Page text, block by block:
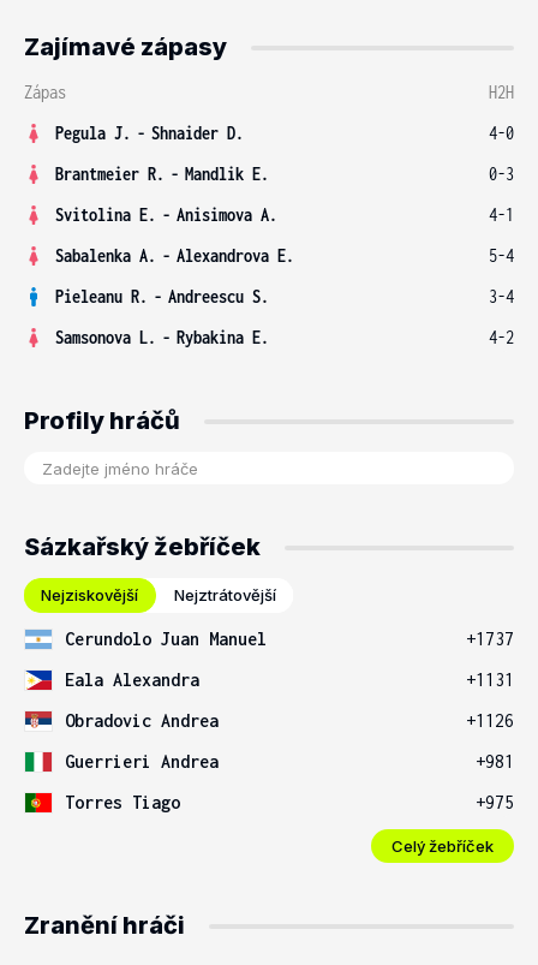
Zajímavé zápasy
Zápas
H2H
Pegula J. - Shnaider D.
4-0
Brantmeier R. - Mandlik E.
0-3
Svitolina E. - Anisimova A.
4-1
Sabalenka A. - Alexandrova E.
5-4
Pieleanu R. - Andreescu S.
3-4
Samsonova L. - Rybakina E. 4-2
Profily hráčů
Sázkařský žebříček
Nejziskovější Nejztrátovější
Cerundolo Juan Manuel
+1737
Eala Alexandra
+1131
Obradovic Andrea
+1126
Guerrieri Andrea
+981
Torres Tiago
+975
Celý žebříček
Zranění hráči